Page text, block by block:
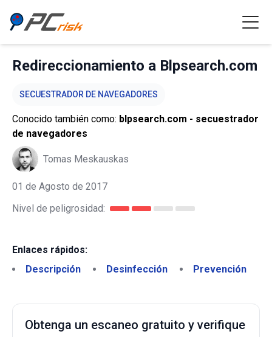
Redireccionamiento a Blpsearch.com
SECUESTRADOR DE NAVEGADORES
Conocido también como: blpsearch.com - secuestrador
de navegadores
Tomas Meskauskas
01 de Agosto de 2017
Nivel de peligrosidad:
Enlaces rápidos:
Descripción
Desinfección Prevención
Obtenga un escaneo gratuito y verifique